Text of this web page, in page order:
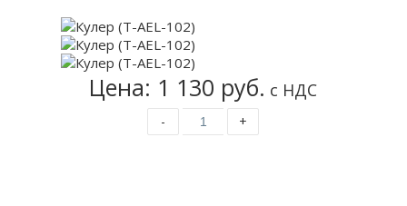
Цена: 1 130 руб. с НДС
- +